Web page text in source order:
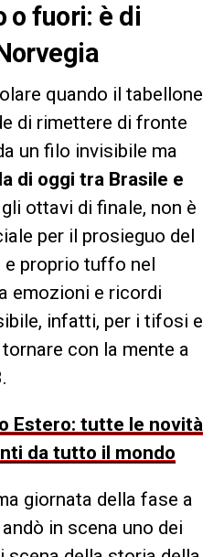
o fuori: è di
quando il tabellone
di rimettere di fronte
un filo invisibile ma
di oggi tra Brasile e
ottavi di finale, non è
per il prosieguo del
proprio tuffo nel
emozioni e ricordi
infatti, per i tifosi e
con la mente a
Estero: tutte le novità
da tutto il mondo
giornata della fase a
in scena uno dei